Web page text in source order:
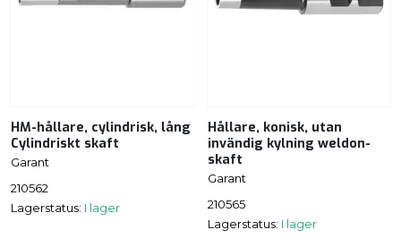
HM-hållare, cylindrisk, lång
Cylindriskt skaft
Garant
210562
Lagerstatus: I lager
Hållare, konisk, utan
invändig kylning weldon-
skaft
Garant
210565
Lagerstatus: I lager